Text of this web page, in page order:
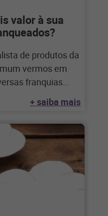
valor à sua
de produtos da
vermos em
franquias
+ saiba mais